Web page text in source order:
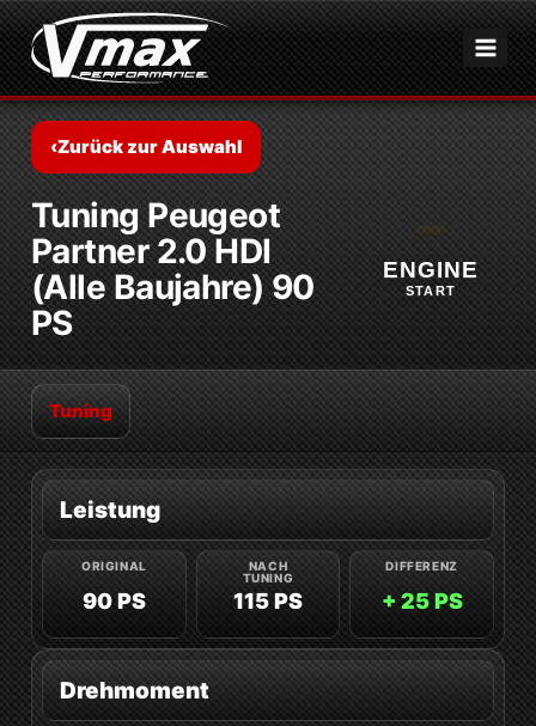
Zum
Inhalt
springen
‹Zurück zur Auswahl
Tuning Peugeot
Partner 2.0 HDI
(Alle Baujahre) 90
PS
ENGINE
START
Tuning
Leistung
90 PS 115 PS + 25 PS
Drehmoment